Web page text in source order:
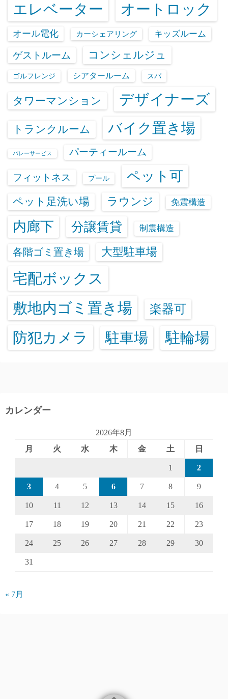
エレベーター オートロック
オール電化 カーシェアリング キッズルーム
ゲストルーム コンシェルジュ
ゴルフレンジ シアタールーム スパ
タワーマンション デザイナーズ
トランクルーム バイク置き場
バレーサービス パーティールーム
フィットネス プール ペット可
ペット足洗い場 ラウンジ 免震構造
内廊下 分譲賃貸 制震構造
各階ゴミ置き場 大型駐車場
宅配ボックス
敷地内ゴミ置き場
楽器可
防犯カメラ 駐車場 駐輪場
カレンダー
2026年8月
月
火 水 木 金 土 日
1 2
3 4 5 6 7 8 9
10 11 12 13 14 15 16
17 18 19 20 21 22 23
24 25 26 27 28 29 30
31
« 7月